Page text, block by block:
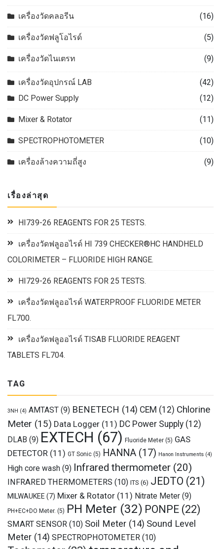
เครื่องวัดคลอรีน (16)
เครื่องวัดฟลูโอไรด์ (5)
เครื่องวัดไนเตรท (9)
เครื่องวัดอุปกรณ์ LAB
(42)
DC Power Supply
(12)
Mixer & Rotator (11)
SPECTROPHOTOMETER (10)
เครื่องล้างความถี่สูง (9)
เรื่องล่าสุด
HI739-26 REAGENTS FOR 25 TESTS.
เครื่องวัดฟลูออไรด์ HI 739 CHECKER®HC HANDHELD
COLORIMETER – FLUORIDE HIGH RANGE.
HI729-26 REAGENTS FOR 25 TESTS.
เครื่องวัดฟลูออไรด์ WATERPROOF FLUORIDE METER
FL700.
เครื่องวัดฟลูออไรด์ TISAB FLUORIDE REAGENT
TABLETS FL704.
TAG
3NH (4) AMTAST (9) BENETECH (14) CEM (12) Chlorine
Meter (15) Data Logger (11) DC Power Supply (12)
DLAB (9) EXTECH (67) Fluoride Meter (5) GAS
DETECTOR (11) GT Sonic (5) HANNA (17) Hanon Instruments (4)
High core wash (9) Infrared thermometer (20)
INFRARED THERMOMETERS (10) ITS (6) JEDTO (21)
MILWAUKEE (7) Mixer & Rotator (11) Nitrate Meter (9)
PH+EC+DO Meter. (5) PH Meter (32) PONPE (22)
SMART SENSOR (10) Soil Meter (14) Sound Level
Meter (14) SPECTROPHOTOMETER (10)